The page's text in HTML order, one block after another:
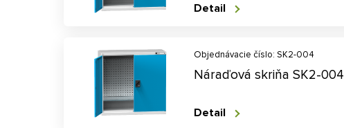
Detail
Objednávacie číslo: SK2-004
Náraďová skriňa SK2-004
Detail